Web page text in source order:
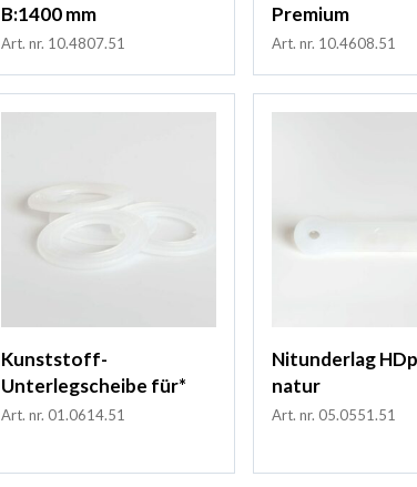
B:1400 mm
Art. nr. 10.4807.51
Premium
Art. nr. 10.4608.51
Kunststoff-
Unterlegscheibe für*
Art. nr. 01.0614.51
Nitunderlag
natur
Art. nr. 05.0551.51